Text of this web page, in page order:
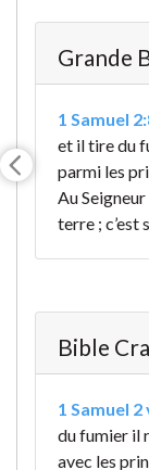
Grande
1 Samuel
et il tire du
parmi les
Au
terre ; c’est
Bible
1 Samuel 2
du fumier il
avec les